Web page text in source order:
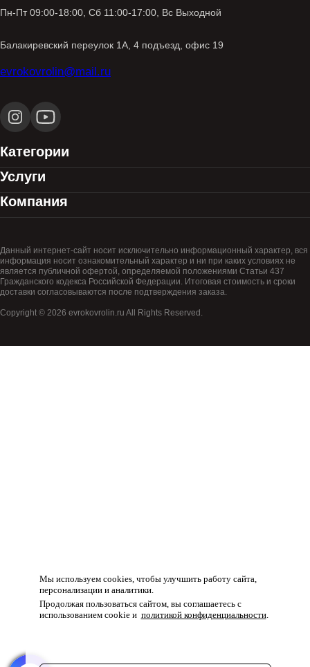
Мы используем cookies, чтобы улучшить работу сайта,
персонализации и аналитики.
Продолжая пользоваться сайтом, вы соглашаетесь с
использованием cookie и политикой конфиденциальности.
Пн-Пт 09:00-18:00, Сб 11:00-17:00, Вс Выходной
Балакиревский переулок 1А, 4 подъезд, офис 19
evrokovrolin@mail.ru
Категории
Услуги
Компания
Данный интернет-сайт носит исключительно информационный характер, вся
информация носит ознакомительный характер и ни при каких условиях не
является публичной офертой, определяемой положениями Статьи 437
Гражданского кодекса Российской Федерации. Итоговая стоимость и сроки
доставки согласовываются после подтверждения заказа.
Copyright © 2026 evrokovrolin.ru All Rights Reserved.